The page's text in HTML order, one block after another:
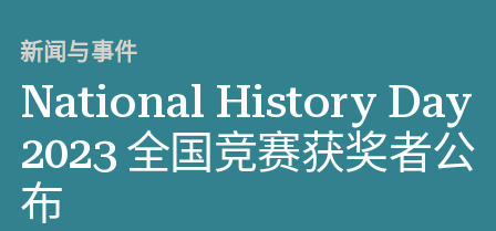
教师资源
新闻与事件
关于 NHD®
新闻与事件
National History Day
2023 全国竞赛获奖者公
布